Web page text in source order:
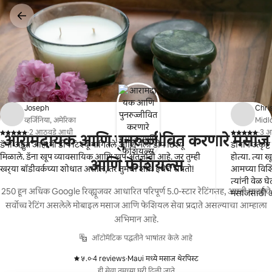
कंटेंटवर
जा
आरामदायक आणि पुनरुज्जीवित करणारे मसाज
आणि फेशियल्स
250 हून अधिक Google रिव्ह्यूजवर आधारित परिपूर्ण 5.0-स्टार रेटिंगसह, आम्ही माउईचे
सर्वोच्च रेटिंग असलेले मोबाइल मसाज आणि फेशियल सेवा प्रदाते असल्याचा आम्हाला
अभिमान आहे.
ऑटोमॅटिक पद्धतीने भाषांतर केले आहे
५.०
,
·4 reviews
,
·Maui मध्ये मसाज थेरपिस्ट
Joseph
व्हर्जिनिया, अमेरिका
,
·2 आठवडे आधी
डॅना अद्भुत आहे! मी डीप टिश्यू मागितले आणि मला डीप टिश्यू
मिळाले. डॅना खूप व्यावसायिक आणि खूप अंतर्ज्ञानी आहे. जर तुम्ही
खर्‍या बॉडीवर्कच्या शोधात असाल, तर तुमचा शोध इथेच संपतो!
,
·3
डानाने
होत्या. त्या
आमच्या
त्यांनी वेळ
मसाजसाठी
सोयीचे